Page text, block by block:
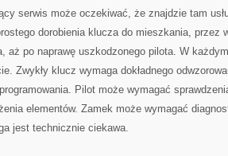
serwis może oczekiwać, że znajdzie tam
dorobienia klucza do mieszkania, przez
aż po naprawę uszkodzonego pilota. W
Zwykły klucz wymaga dokładnego
Pilot może wymagać
elementów. Zamek może wymagać
jest technicznie ciekawa.